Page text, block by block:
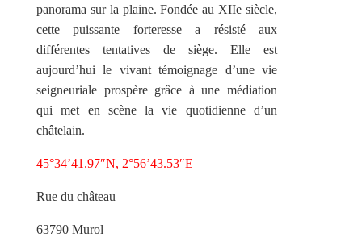
panorama sur la plaine. Fondée au XIIe siècle,
cette puissante forteresse a résisté aux
différentes tentatives de siège. Elle est
aujourd’hui le vivant témoignage d’une vie
seigneuriale prospère grâce à une médiation
qui met en scène la vie quotidienne d’un
châtelain.
45°34’41.97″N, 2°56’43.53″E
Rue du château
63790 Murol